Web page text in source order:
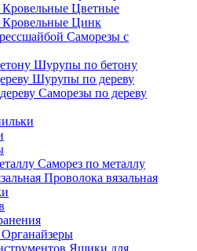
Цветные
Цинк
Саморезы с
Шурупы по бетону
Шурупы по дереву
Саморезы по дереву
Саморез по металлу
Проволока вязальная
Органайзеры
Ящики для